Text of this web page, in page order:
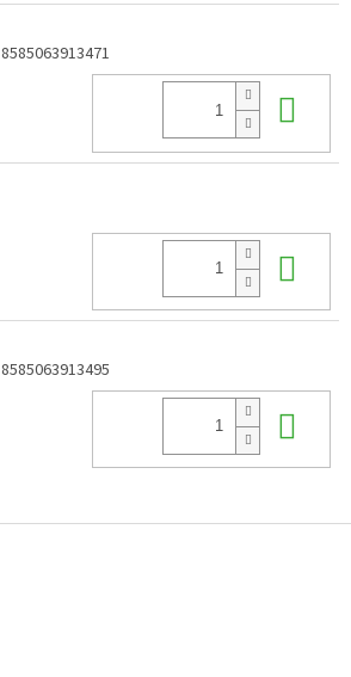
8585063913471
8585063913495